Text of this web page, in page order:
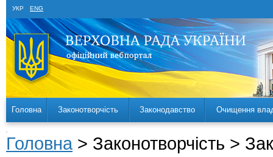
УКР ENG
Головна Законотворчість Законодавство Очищення
Головна > Законотворчість >